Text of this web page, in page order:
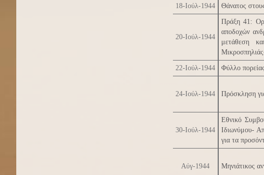
18-Ιούλ-1944 Θάνατος
20-Ιούλ-1944
Πράξη 41:
αποδοχών
μετάθεση
22-Ιούλ-1944 Φύλλο
24-Ιούλ-1944 Πρόσκληση
30-Ιούλ-1944
Εθνικό
Ιδιωνύμου-
για τα
Αύγ-1944 Μηνιάτικος